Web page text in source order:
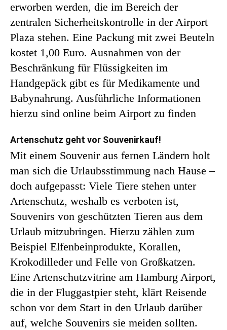
erworben werden, die im Bereich der
zentralen Sicherheitskontrolle in der Airport
Plaza stehen. Eine Packung mit zwei Beuteln
kostet 1,00 Euro. Ausnahmen von der
Beschränkung für Flüssigkeiten im
Handgepäck gibt es für Medikamente und
Babynahrung. Ausführliche Informationen
hierzu sind online beim Airport zu finden
Artenschutz geht vor Souvenirkauf!
Mit einem Souvenir aus fernen Ländern holt
man sich die Urlaubsstimmung nach Hause –
doch aufgepasst: Viele Tiere stehen unter
Artenschutz, weshalb es verboten ist,
Souvenirs von geschützten Tieren aus dem
Urlaub mitzubringen. Hierzu zählen zum
Beispiel Elfenbeinprodukte, Korallen,
Krokodilleder und Felle von Großkatzen.
Eine Artenschutzvitrine am Hamburg Airport,
die in der Fluggastpier steht, klärt Reisende
schon vor dem Start in den Urlaub darüber
auf, welche Souvenirs sie meiden sollten.